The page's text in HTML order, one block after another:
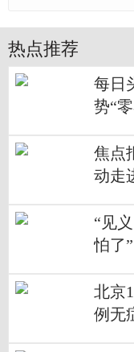
热点推荐
每日
势“
焦点
动走
“见
怕了”
北京
例无